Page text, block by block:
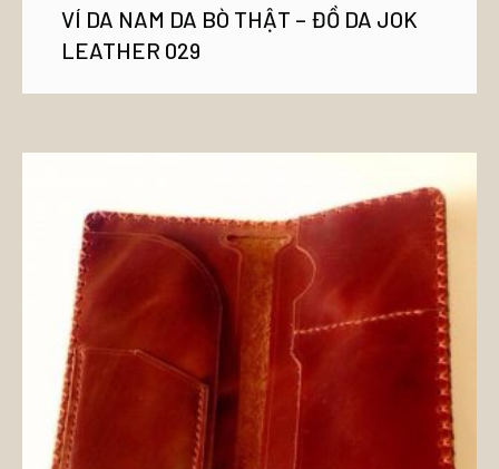
VÍ DA NAM DA BÒ THẬT – ĐỒ DA JOK
LEATHER 029